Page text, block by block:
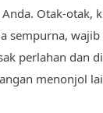
Otak-otak,
sempurna, wajib
perlahan dan
menonjol